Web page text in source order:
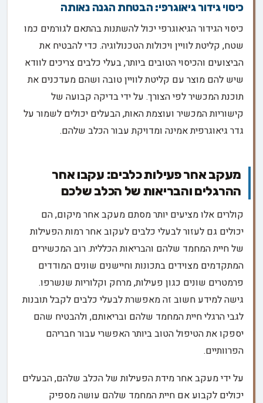
כיסוי גידור גיאוגרפי: הבטחת הגנה נאותה
כיסוי הגידור הגיאוגרפי יכול להשתנות בהתאם לגורמים כמו
שטח, קליטת לוויין ויכולות הטכנולוגיה. כדי להבטיח את
הביצועים והכיסוי הטובים ביותר, בעלי כלבים צריכים לוודא
שיש להם מוצר עם קליטת לוויין טובה ושהם מעדכנים את
תוכנת המכשיר לפי הצורך. על ידי בדיקה קבועה של
קישוריות המכשיר ועוצמת האות, הבעלים יכולים לשמור על
גדר גיאוגרפית אמינה ומדויקת עבור הכלב שלהם.
מעקב אחר פעילות כלבים: עקבו אחר
ההרגלים והבריאות של הכלב שלכם
קולרים אלו מציעים יותר מסתם מעקב אחר מיקום, הם
יכולים גם לעזור לבעלי כלבים לעקוב אחר רמות הפעילות
של חיית המחמד שלהם והבריאות הכללית. רוב המכשירים
המתקדמים מצוידים בתכונות וחיישנים שונים המודדים
פרמטרים שונים כגון פעילות, מרחק וקלוריות שנשרפו.
גישה למידע חשוב זה מאפשרת לבעלי כלבים לקבל תובנות
לגבי הרגלי חיית המחמד שלהם ובריאותם, ולהבטיח שהם
יספקו את הטיפול הטוב ביותר האפשרי עבור חבריהם
הפרוותיים.
על ידי מעקב אחר מידת הפעילות של הכלב שלהם, הבעלים
יכולים לקבוע אם חיית המחמד שלהם עושה מספיק